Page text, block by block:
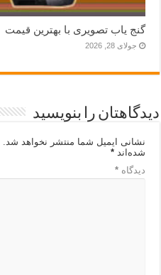
گنج یاب تصویری با بهترین قیمت
جولای 28, 2026
دیدگاهتان را بنویسید
نشانی ایمیل شما منتشر نخواهد شد.
شده‌اند*
دیدگاه*